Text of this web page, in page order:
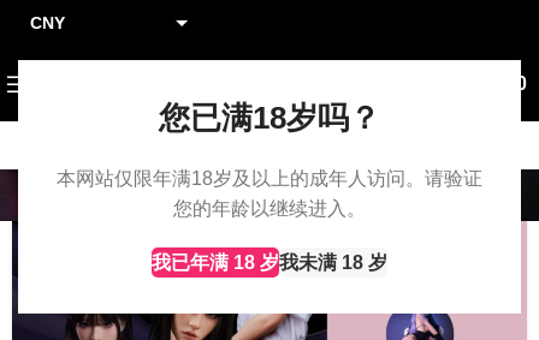
您已满18岁吗？
本网站仅限年满18岁及以上的成年人访问。请验证
您的年龄以继续进入。
我已年满 18 岁我未满 18 岁
CNY
HKD
0.00
Blog